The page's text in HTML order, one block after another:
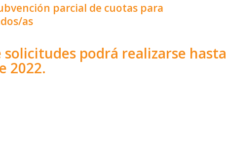
parcial de cuotas para
as
podrá realizarse hasta
2022.